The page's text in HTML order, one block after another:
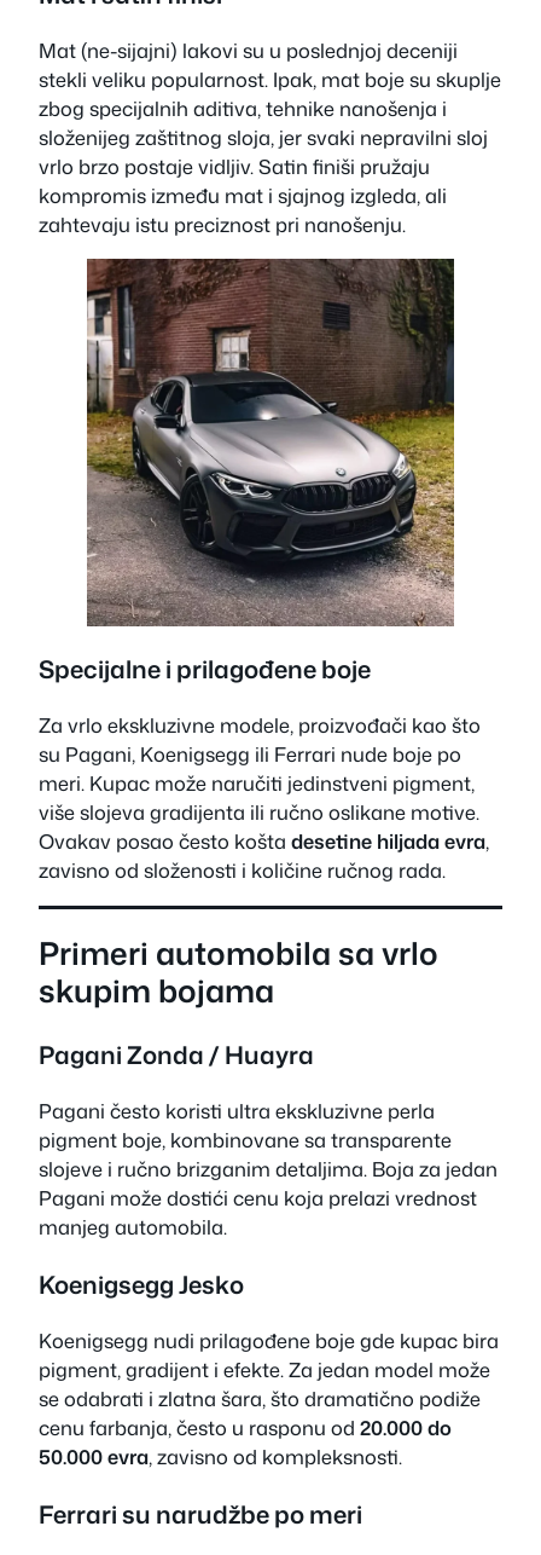
Mat (ne-sijajni) lakovi su u poslednjoj deceniji
stekli veliku popularnost. Ipak, mat boje su skuplje
zbog specijalnih aditiva, tehnike nanošenja i
složenijeg zaštitnog sloja, jer svaki nepravilni sloj
vrlo brzo postaje vidljiv. Satin finiši pružaju
kompromis između mat i sjajnog izgleda, ali
zahtevaju istu preciznost pri nanošenju.
Specijalne i prilagođene boje
Za vrlo ekskluzivne modele, proizvođači kao što
su Pagani, Koenigsegg ili Ferrari nude boje po
meri. Kupac može naručiti jedinstveni pigment,
više slojeva gradijenta ili ručno oslikane motive.
Ovakav posao često košta desetine hiljada evra,
zavisno od složenosti i količine ručnog rada.
Primeri automobila sa vrlo
skupim bojama
Pagani Zonda / Huayra
Pagani često koristi ultra ekskluzivne perla
pigment boje, kombinovane sa transparente
slojeve i ručno brizganim detaljima. Boja za jedan
Pagani može dostići cenu koja prelazi vrednost
manjeg automobila.
Koenigsegg Jesko
Koenigsegg nudi prilagođene boje gde kupac bira
pigment, gradijent i efekte. Za jedan model može
se odabrati i zlatna šara, što dramatično podiže
cenu farbanja, često u rasponu od 20.000 do
50.000 evra, zavisno od kompleksnosti.
Ferrari su narudžbe po meri